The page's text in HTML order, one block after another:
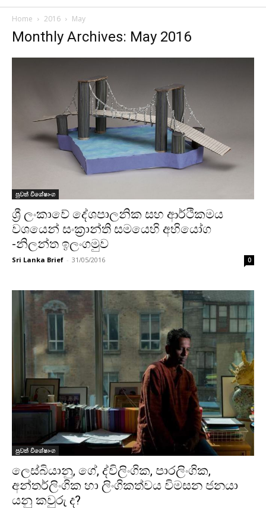
Home 2016 May
Monthly Archives: May 2016
පුවත් විශේෂාංග
ශ්‍රී ලංකාවේ දේශපාලනික සහ ආර්ථිකමය
වශයෙන් සංක්‍රාන්ති සමයෙහි අභියෝග
-නිලන්ත ඉලංගමුව
Sri Lanka Brief - 31/05/2016 0
පුවත් විශේෂාංග
ලෙස්බියානු, ගේ, ද්විලිංගික, පාරලිංගික,
අන්තර්ලිංගික හා ලිංගිකත්වය විමසන ජනයා
යනු කවුරු ද?